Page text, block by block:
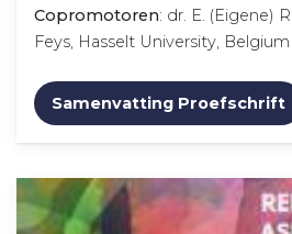
Copromotoren: dr. E. (Eigene)
Feys, Hasselt University, Belgium
Samenvatting Proefschrift